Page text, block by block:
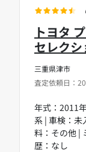
三重県津市
査定依頼日：
トヨタ
セレクシ
年式：2011
系 | 車検：未
料：その他 |
歴：なし